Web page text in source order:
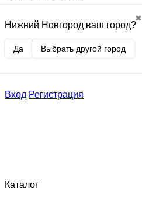
✖
Нижний Новгород ваш город?
Да Выбрать другой город
Вход Регистрация
Каталог